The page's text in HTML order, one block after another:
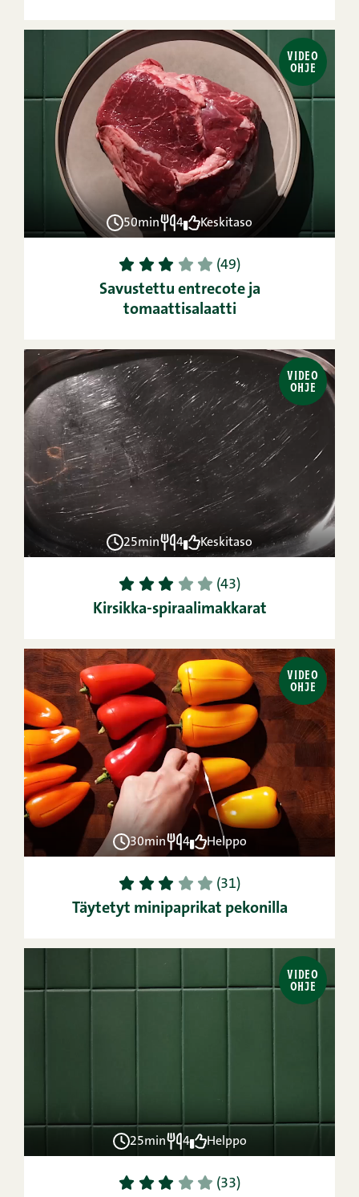
VIDEO
OHJE
50min 4 Keskitaso
1 2 3 4 5 (49)
Savustettu entrecote ja
tomaattisalaatti
VIDEO
OHJE
25min 4 Keskitaso
1 2 3 4 5 (43)
Kirsikka-spiraalimakkarat
VIDEO
OHJE
30min 4 Helppo
1 2 3 4 5 (31)
Täytetyt minipaprikat pekonilla
VIDEO
OHJE
25min 4 Helppo
1 2 3 4 5 (33)